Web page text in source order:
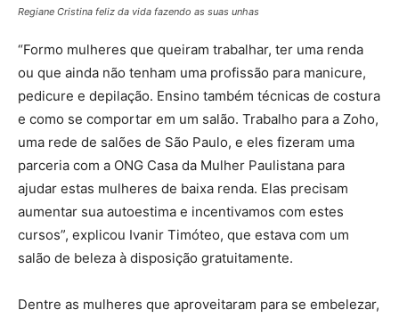
Regiane Cristina feliz da vida fazendo as suas unhas
“Formo mulheres que queiram trabalhar, ter uma renda
ou que ainda não tenham uma profissão para manicure,
pedicure e depilação. Ensino também técnicas de costura
e como se comportar em um salão. Trabalho para a Zoho,
uma rede de salões de São Paulo, e eles fizeram uma
parceria com a ONG Casa da Mulher Paulistana para
ajudar estas mulheres de baixa renda. Elas precisam
aumentar sua autoestima e incentivamos com estes
cursos”, explicou Ivanir Timóteo, que estava com um
salão de beleza à disposição gratuitamente.
Dentre as mulheres que aproveitaram para se embelezar,